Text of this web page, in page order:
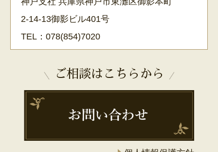
2-14-13御影ビル401号
TEL：078(854)7020
ご相談はこちらから